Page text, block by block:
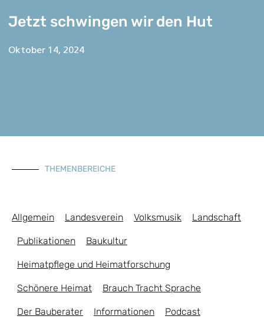
Jetzt schwingen wir den Hut
Oktober 14, 2024
THEMENBEREICHE
Allgemein Landesverein Volksmusik Landschaft
Publikationen Baukultur
Heimatpflege und Heimatforschung
Schönere Heimat Brauch Tracht Sprache
Der Bauberater Informationen Podcast